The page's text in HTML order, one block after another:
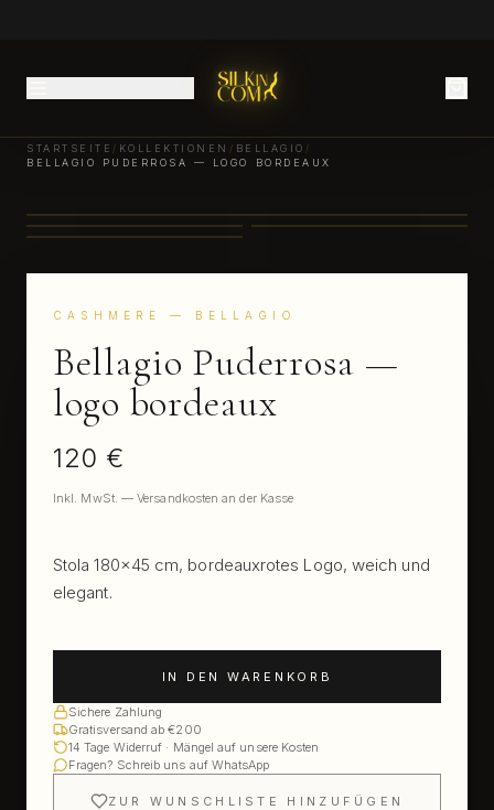
STARTSEITE / KOLLEKTIONEN / BELLAGIO /
BELLAGIO PUDERROSA — LOGO BORDEAUX
CASHMERE — BELLAGIO
Bellagio Puderrosa —
logo bordeaux
120 €
Inkl. MwSt. — Versandkosten an der Kasse
Stola 180×45 cm, bordeauxrotes Logo, weich und
elegant.
IN DEN WARENKORB
Sichere Zahlung
Gratisversand ab €200
14 Tage Widerruf · Mängel auf unsere Kosten
Fragen? Schreib uns auf WhatsApp
ZUR WUNSCHLISTE HINZUFÜGEN